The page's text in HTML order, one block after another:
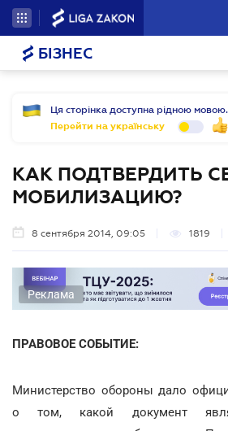
БІЗНЕС
Ця сторінка доступна рідною мовою.
Перейти на українську
КАК ПОДТВЕРДИТЬ
МОБИЛИЗАЦИЮ?
8 сентября 2014, 09:05 1819
Реклама
ПРАВОВОЕ СОБЫТИЕ:
Министерство обороны дало
о том, какой документ